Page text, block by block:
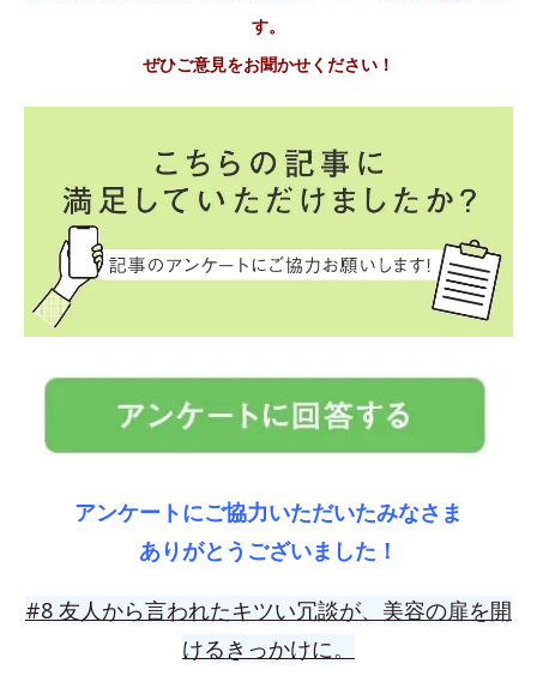
す。
ぜひご意見をお聞かせください！
アンケートにご協力いただいたみなさま
ありがとうございました！
#8 友人から言われたキツい冗談が、美容の扉を開
けるきっかけに。